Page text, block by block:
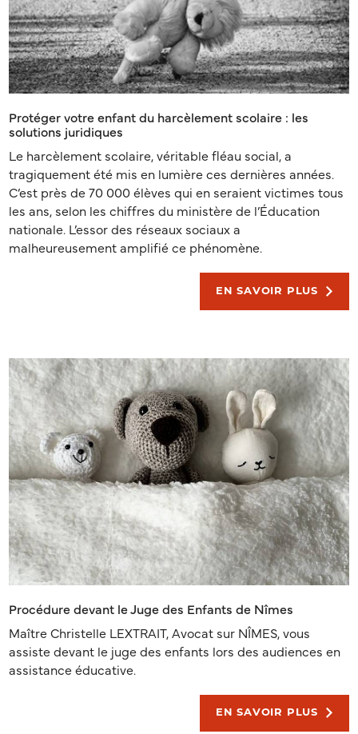
Protéger votre enfant du harcèlement scolaire : les
solutions juridiques
Le harcèlement scolaire, véritable fléau social, a
tragiquement été mis en lumière ces dernières années.
C’est près de 70 000 élèves qui en seraient victimes tous
les ans, selon les chiffres du ministère de l’Éducation
nationale. L’essor des réseaux sociaux a
malheureusement amplifié ce phénomène.
EN SAVOIR PLUS
Procédure devant le Juge des Enfants de Nîmes
Maître Christelle LEXTRAIT, Avocat sur NÎMES, vous
assiste devant le juge des enfants lors des audiences en
assistance éducative.
EN SAVOIR PLUS